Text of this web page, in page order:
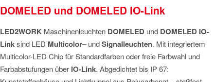
DOMELED und DOMELED IO-Link
LED2WORK Maschinenleuchten DOMELEDund DOMELED IO-
Linksind LED Multicolor– undSignalleuchten. Mit integriertem
Multicolor-LED Chip für Standardfarben oder freie Farbwahl und
Farbabstufungen über IO-Link. Abgedichtet bis IP 67: